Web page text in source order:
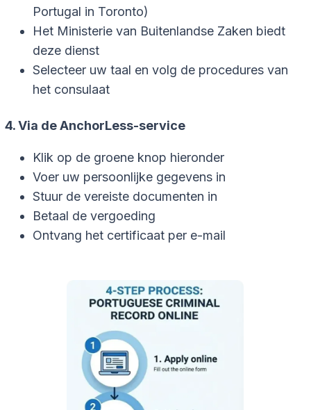
Portugal in Toronto)
Het Ministerie van Buitenlandse Zaken biedt
deze dienst
Selecteer uw taal en volg de procedures van
het consulaat
4. Via de AnchorLess-service
Klik op de groene knop hieronder
Voer uw persoonlijke gegevens in
Stuur de vereiste documenten in
Betaal de vergoeding
Ontvang het certificaat per e-mail